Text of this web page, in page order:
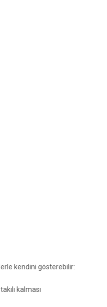
kendini gösterebilir:
kalması